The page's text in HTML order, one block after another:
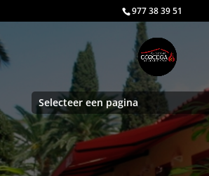
977 38 39 51
Selecteer een pagina